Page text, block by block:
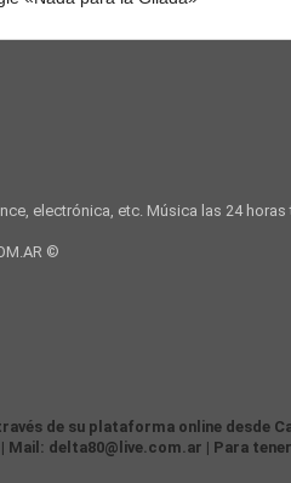
electrónica, etc. Música las 24
©
de su plataforma online desde
| Mail: delta80@live.com.ar | Para